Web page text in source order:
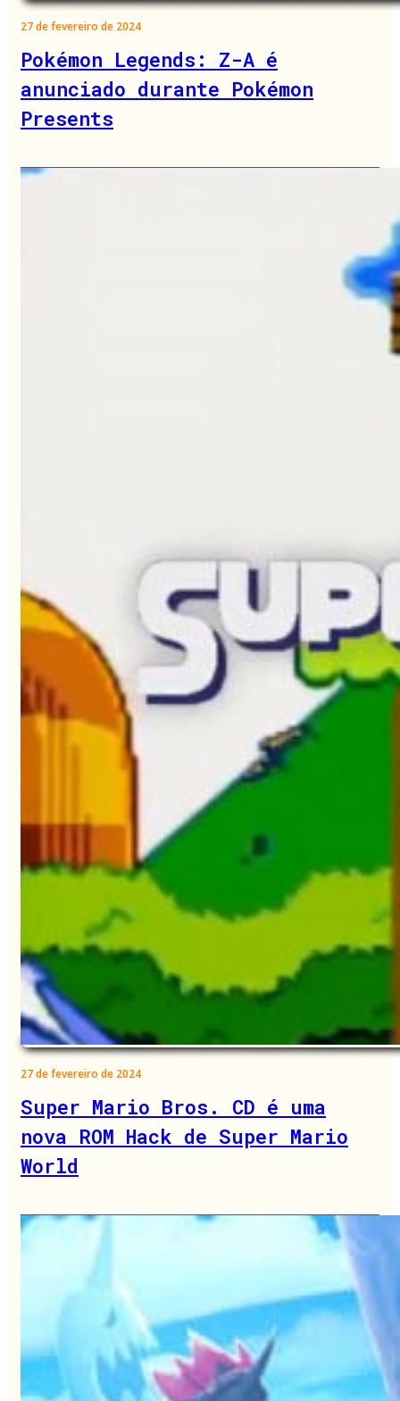
27 de fevereiro de 2024
Pokémon Legends: Z-A é
anunciado durante Pokémon
Presents
27 de fevereiro de 2024
Super Mario Bros. CD é uma
nova ROM Hack de Super Mario
World